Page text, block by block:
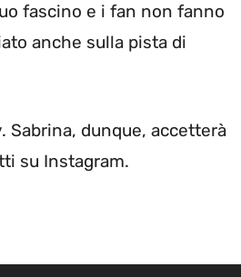
fascino e i fan non fanno
anche sulla pista di
Sabrina, dunque, accetterà
su Instagram.